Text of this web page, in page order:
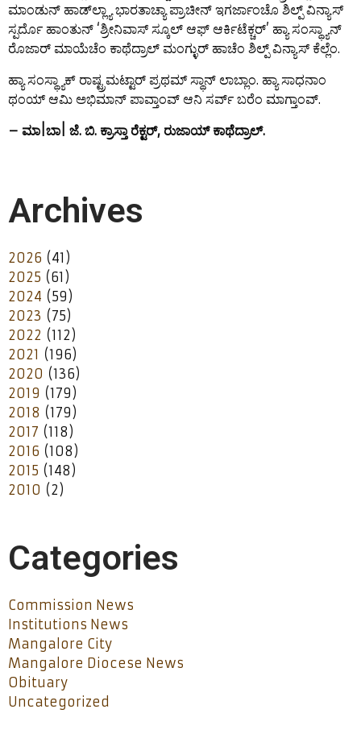
ಮಾಂಡುನ್ ಹಾಡ್‍ಲ್ಲ್ಯಾ ಭಾರತಾಚ್ಯಾ ಪ್ರಾಚೀನ್ ಇಗರ್ಜಾಂಚೊ ಶಿಲ್ಪ್ ವಿನ್ಯಾಸ್
ಸ್ಪರ್ದೊ ಹಾಂತುನ್ ‘ಶ್ರೀನಿವಾಸ್ ಸ್ಕೂಲ್ ಆಫ್ ಆರ್ಕಿಟೆಕ್ಚರ್’ ಹ್ಯಾ ಸಂಸ್ಥ್ಯಾನ್
ರೊಜಾರ್ ಮಾಯೆಚೆಂ ಕಾಥೆದ್ರಾಲ್ ಮಂಗ್ಳುರ್ ಹಾಚೆಂ ಶಿಲ್ಪ್ ವಿನ್ಯಾಸ್ ಕೆಲ್ಲೆಂ.
ಹ್ಯಾ ಸಂಸ್ಥ್ಯಾಕ್ ರಾಷ್ಟ್ರಮಟ್ಟಾರ್ ಪ್ರಥಮ್ ಸ್ಥಾನ್ ಲಾಬ್ಲಾಂ. ಹ್ಯಾ ಸಾಧನಾಂ
ಥಂಯ್ ಆಮಿ ಅಭಿಮಾನ್ ಪಾವ್ತಾಂವ್ ಆನಿ ಸರ್ವ್ ಬರೆಂ ಮಾಗ್ತಾಂವ್.
– ಮಾ|ಬಾ| ಜೆ. ಬಿ. ಕ್ರಾಸ್ತಾ ರೆಕ್ಟರ್, ರುಜಾಯ್ ಕಾಥೆದ್ರಾಲ್.
Archives
2026 (41)
2025 (61)
2024 (59)
2023 (75)
2022 (112)
2021 (196)
2020 (136)
2019 (179)
2018 (179)
2017 (118)
2016 (108)
2015 (148)
2010 (2)
Categories
Commission News
Institutions News
Mangalore City
Mangalore Diocese News
Obituary
Uncategorized